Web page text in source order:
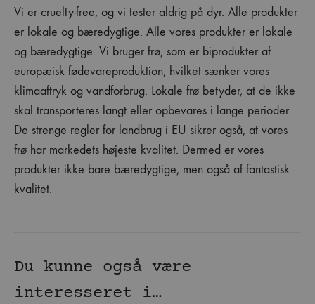
Vi er cruelty-free, og vi tester aldrig på dyr. Alle produkter
er lokale og bæredygtige. Alle vores produkter er lokale
og bæredygtige. Vi bruger frø, som er biprodukter af
europæisk fødevareproduktion, hvilket sænker vores
klimaaftryk og vandforbrug. Lokale frø betyder, at de ikke
skal transporteres langt eller opbevares i lange perioder.
De strenge regler for landbrug i EU sikrer også, at vores
frø har markedets højeste kvalitet. Dermed er vores
produkter ikke bare bæredygtige, men også af fantastisk
kvalitet.
Du kunne også være
interesseret i…